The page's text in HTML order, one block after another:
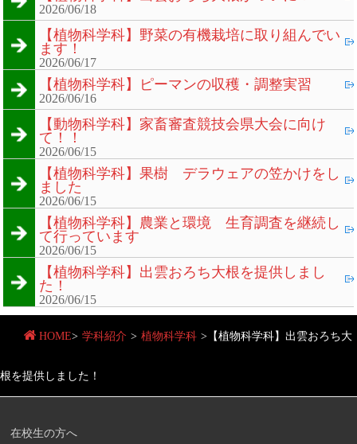
2026/06/18
【植物科学科】野菜の有機栽培に取り組んでい
ます！
2026/06/17
【植物科学科】ピーマンの収穫・調整実習
2026/06/16
【動物科学科】家畜審査競技会県大会に向け
て！！
2026/06/15
【植物科学科】果樹 デラウェアの笠かけをし
ました
2026/06/15
【植物科学科】農業と環境 生育調査を継続し
て行っています
2026/06/15
【植物科学科】出雲おろち大根を提供しまし
た！
2026/06/15
HOME> 学科紹介 > 植物科学科 > 【植物科学科】出雲おろち大
根を提供しました！
在校生の方へ